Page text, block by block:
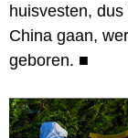
huisvesten,
China gaan,
geboren. ■